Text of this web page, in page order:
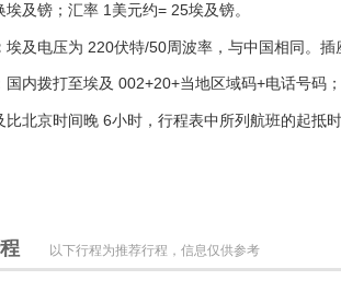
及镑；汇率 1美元约= 25埃及镑。
埃及电压为 220伏特/50周波率，与中国相同。
国内拨打至埃及 002+20+当地区域码+电话号码
比北京时间晚 6小时，行程表中所列航班的起抵时
以下行程为推荐行程，信息仅供参考